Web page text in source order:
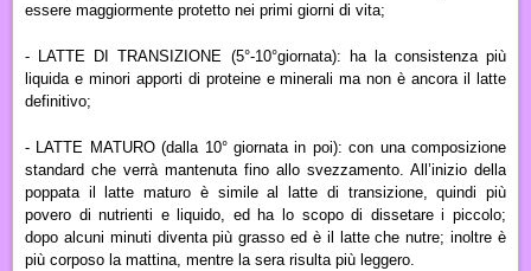
essere maggiormente protetto nei primi giorni di vita;
- LATTE DI TRANSIZIONE (5°-10°giornata): ha la consistenza più
liquida e minori apporti di proteine e minerali ma non è ancora il latte
definitivo;
- LATTE MATURO(dalla 10° giornata in poi): con una composizione
standard che verrà mantenuta fino allo svezzamento. All’inizio della
poppata il latte maturo è simile al latte di transizione, quindi più
povero di nutrienti e liquido, ed ha lo scopo di dissetare i piccolo;
dopo alcuni minuti diventa più grasso ed è il latte che nutre; inoltre è
più corposo la mattina, mentre la sera risulta più leggero.